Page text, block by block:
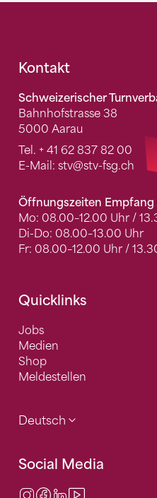
Fusszeile
Kontakt
Schweizerischer
Bahnhofstrasse 38
5000 Aarau
Tel. + 41 62 837 82 00
E-Mail: stv@stv-fsg.ch
Öffnungszeiten
Mo: 08.00–12.00 Uhr /
Di-Do: 08.00–13.00 Uhr
Fr: 08.00–12.00 Uhr /
Quicklinks
Jobs
Medien
Shop
Meldestellen
Deutsch
Social Media
Instagram
Facebook
LinkedIn